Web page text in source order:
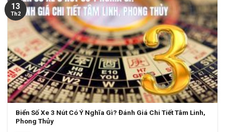
Biển Số Xe 3 Nút Có Ý Nghĩa Gì? Đánh Giá Chi Tiết Tâm Linh,
Phong Thủy
13
Th2